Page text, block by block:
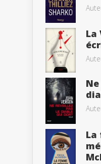
La
La